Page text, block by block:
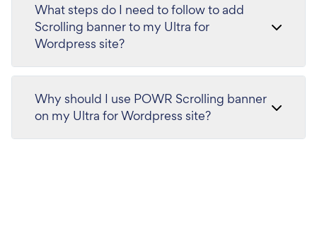
What steps do I need to follow to add
Scrolling banner to my Ultra for
Wordpress site?
Why should I use POWR Scrolling banner
on my Ultra for Wordpress site?